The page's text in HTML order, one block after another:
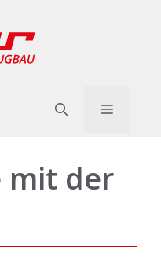
Menü
mit der